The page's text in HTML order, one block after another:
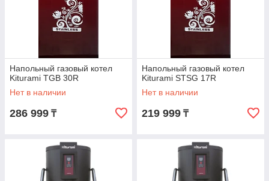
Напольный газовый котел
Kiturami TGB 30R
Нет в наличии
286 999 ₸
Напольный газовый котел
Kiturami STSG 17R
Нет в наличии
219 999 ₸